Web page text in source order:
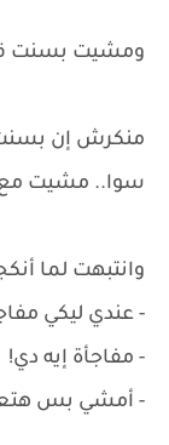
ومشيت بسنت
منكرش إن بسنت
سوا.. مشيت مع
وانتبهت لما
- عندي ليكي
- مفاجأة إيه دي!
- أمشي بس